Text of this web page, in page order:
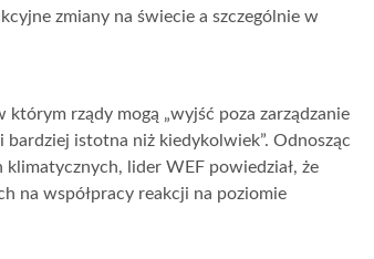
zmiany na świecie a szczególnie w
rządy mogą „wyjść poza zarządzanie
bardziej istotna niż kiedykolwiek”. Odnosząc
lider WEF powiedział, że
na współpracy reakcji na poziomie